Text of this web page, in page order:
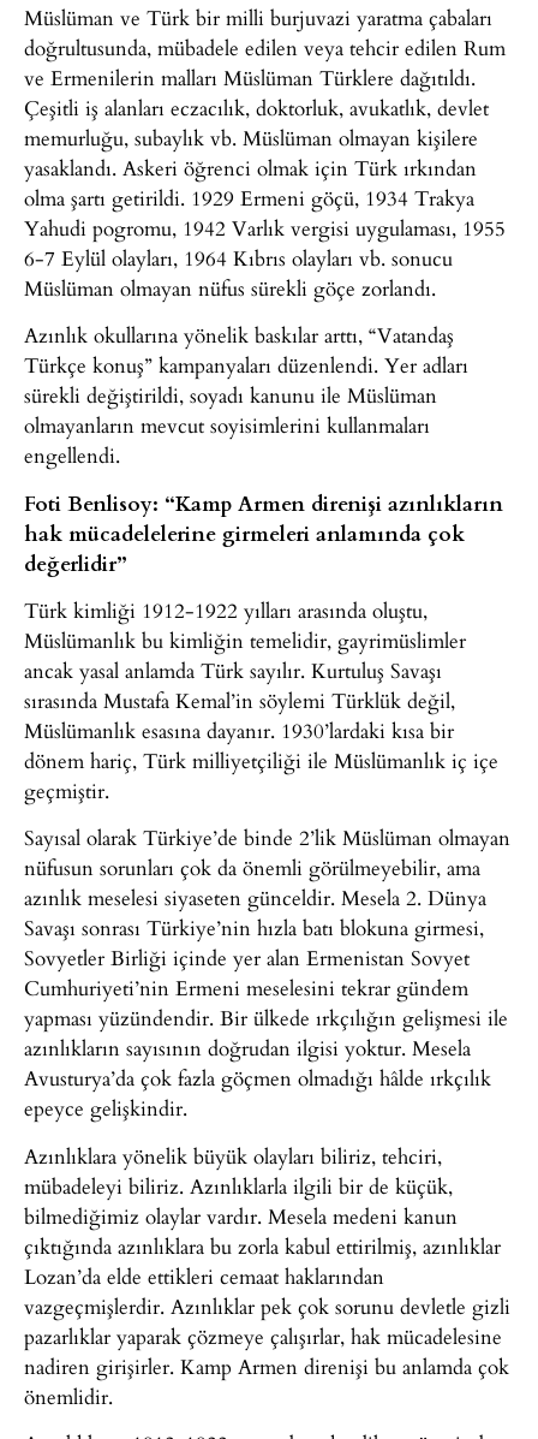
Müslüman ve Türk bir milli burjuvazi yaratma çabaları
doğrultusunda, mübadele edilen veya tehcir edilen Rum
ve Ermenilerin malları Müslüman Türklere dağıtıldı.
Çeşitli iş alanları eczacılık, doktorluk, avukatlık, devlet
memurluğu, subaylık vb. Müslüman olmayan kişilere
yasaklandı. Askeri öğrenci olmak için Türk ırkından
olma şartı getirildi. 1929 Ermeni göçü, 1934 Trakya
Yahudi pogromu, 1942 Varlık vergisi uygulaması, 1955
6-7 Eylül olayları, 1964 Kıbrıs olayları vb. sonucu
Müslüman olmayan nüfus sürekli göçe zorlandı.
Azınlık okullarına yönelik baskılar arttı, “Vatandaş
Türkçe konuş” kampanyaları düzenlendi. Yer adları
sürekli değiştirildi, soyadı kanunu ile Müslüman
olmayanların mevcut soyisimlerini kullanmaları
engellendi.
Foti Benlisoy: “Kamp Armen direnişi azınlıkların
hak mücadelelerine girmeleri anlamında çok
değerlidir”
Türk kimliği 1912-1922 yılları arasında oluştu,
Müslümanlık bu kimliğin temelidir, gayrimüslimler
ancak yasal anlamda Türk sayılır. Kurtuluş Savaşı
sırasında Mustafa Kemal’in söylemi Türklük değil,
Müslümanlık esasına dayanır. 1930’lardaki kısa bir
dönem hariç, Türk milliyetçiliği ile Müslümanlık iç içe
geçmiştir.
Sayısal olarak Türkiye’de binde 2’lik Müslüman olmayan
nüfusun sorunları çok da önemli görülmeyebilir, ama
azınlık meselesi siyaseten günceldir. Mesela 2. Dünya
Savaşı sonrası Türkiye’nin hızla batı blokuna girmesi,
Sovyetler Birliği içinde yer alan Ermenistan Sovyet
Cumhuriyeti’nin Ermeni meselesini tekrar gündem
yapması yüzündendir. Bir ülkede ırkçılığın gelişmesi ile
azınlıkların sayısının doğrudan ilgisi yoktur. Mesela
Avusturya’da çok fazla göçmen olmadığı hâlde ırkçılık
epeyce gelişkindir.
Azınlıklara yönelik büyük olayları biliriz, tehciri,
mübadeleyi biliriz. Azınlıklarla ilgili bir de küçük,
bilmediğimiz olaylar vardır. Mesela medeni kanun
çıktığında azınlıklara bu zorla kabul ettirilmiş, azınlıklar
Lozan’da elde ettikleri cemaat haklarından
vazgeçmişlerdir. Azınlıklar pek çok sorunu devletle gizli
pazarlıklar yaparak çözmeye çalışırlar, hak mücadelesine
nadiren girişirler. Kamp Armen direnişi bu anlamda çok
önemlidir.